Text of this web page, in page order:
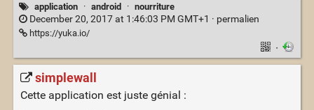
application · android · nourriture
December 20, 2017 at 1:46:03 PM GMT+1 · permalien
https://yuka.io/
·
simplewall
Cette application est juste génial :